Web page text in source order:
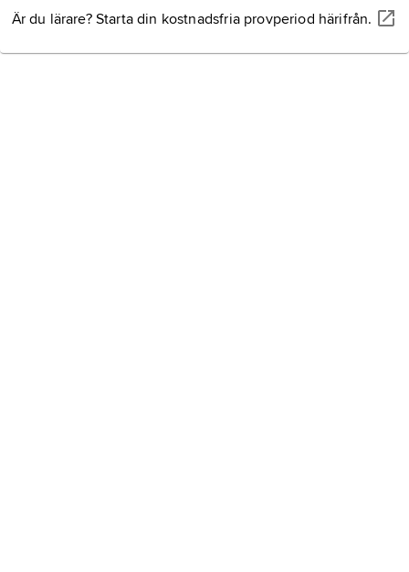
Information om artikeln
Är du lärare? Starta din kostnadsfria provperiod härifrån.